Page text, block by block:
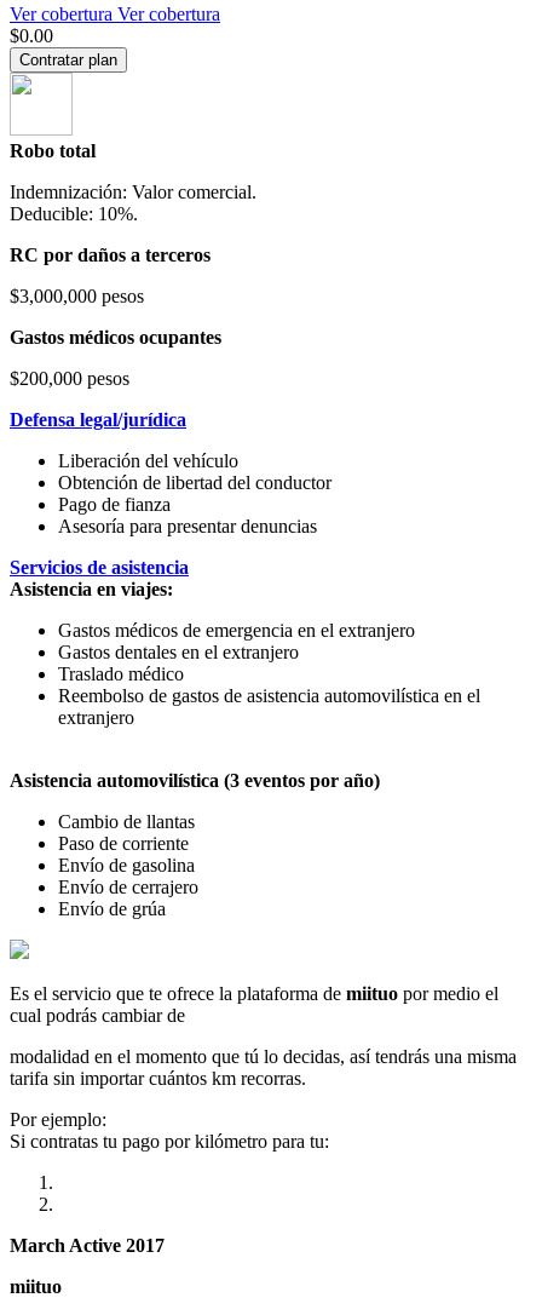
Ver cobertura Ver cobertura
$0.00
Contratar plan
Robo total
Indemnización: Valor comercial.
Deducible: 10%.
RC por daños a terceros
$3,000,000 pesos
Gastos médicos ocupantes
$200,000 pesos
Defensa legal/jurídica
Liberación del vehículo
Obtención de libertad del conductor
Pago de fianza
Asesoría para presentar denuncias
Servicios de asistencia
Asistencia en viajes:
Gastos médicos de emergencia en el extranjero
Gastos dentales en el extranjero
Traslado médico
Reembolso de gastos de asistencia automovilística en el
extranjero
Asistencia automovilística (3 eventos por año)
Cambio de llantas
Paso de corriente
Envío de gasolina
Envío de cerrajero
Envío de grúa
Es el servicio que te ofrece la plataforma de miituo por medio el
cual podrás cambiar de
modalidad en el momento que tú lo decidas, así tendrás una misma
tarifa sin importar cuántos km recorras.
Por ejemplo:
Si contratas tu pago por kilómetro para tu:
March Active 2017
miituo